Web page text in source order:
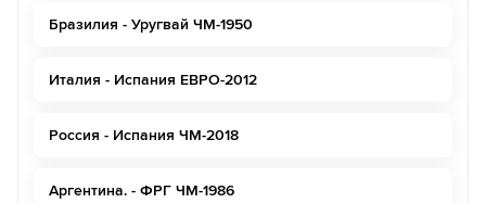
Бразилия - Уругвай ЧМ-1950
Италия - Испания ЕВРО-2012
Россия - Испания ЧМ-2018
Аргентина. - ФРГ ЧМ-1986